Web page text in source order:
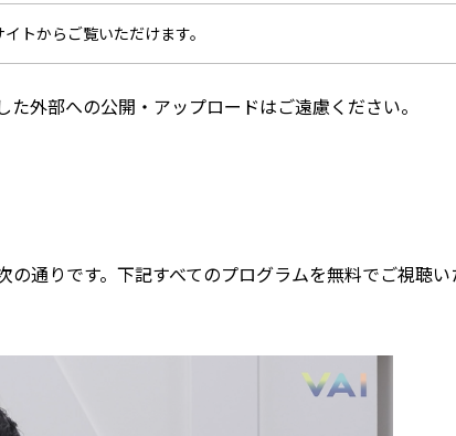
トからご覧いただけます。
外部への公開・アップロードはご遠慮ください。
通りです。下記すべてのプログラムを無料でご視聴い